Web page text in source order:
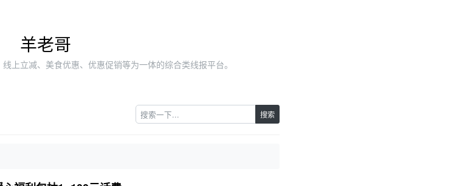
羊老哥
上立减、美食优惠、优惠促销等为一体的综合类线报平台。
搜索